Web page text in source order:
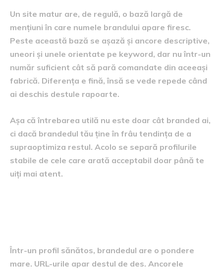
Un site matur are, de regulă, o bază largă de
mențiuni în care numele brandului apare firesc.
Peste această bază se așază și ancore descriptive,
uneori și unele orientate pe keyword, dar nu într-un
număr suficient cât să pară comandate din aceeași
fabrică. Diferența e fină, însă se vede repede când
ai deschis destule rapoarte.
Așa că întrebarea utilă nu este doar cât branded ai,
ci dacă brandedul tău ține în frâu tendința de a
supraoptimiza restul. Acolo se separă profilurile
stabile de cele care arată acceptabil doar până te
uiți mai atent.
Într-un profil sănătos, brandedul are o pondere
mare. URL-urile apar destul de des. Ancorele